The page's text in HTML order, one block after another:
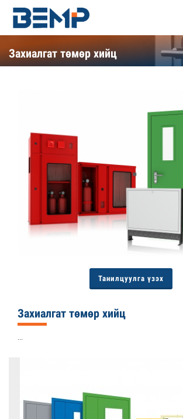
Захиалгат төмөр хийц
Танилцуулга үзэх
Захиалгат төмөр хийц
...